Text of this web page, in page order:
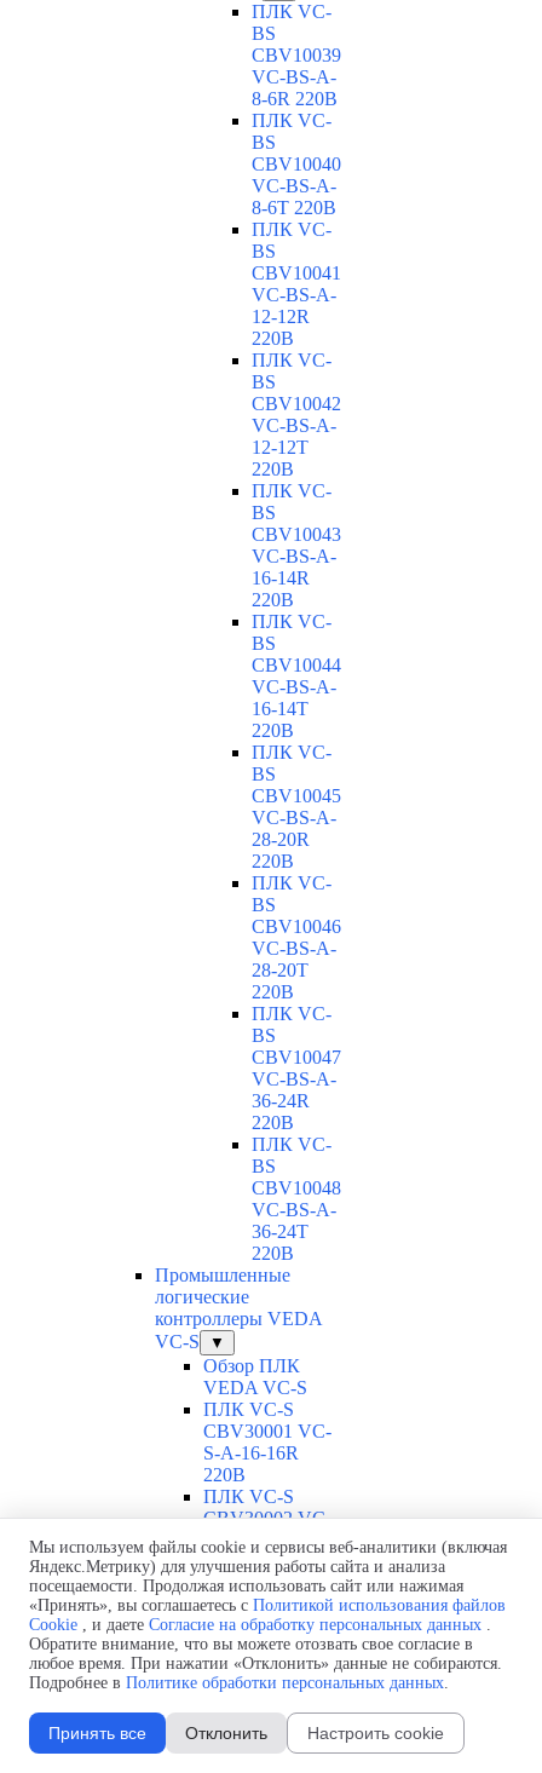
ПЛК VC-
BS
CBV10039
VC-BS-A-
8-6R 220В
ПЛК VC-
BS
CBV10040
VC-ВS-A-
8-6T 220В
ПЛК VC-
BS
CBV10041
VC-ВS-A-
12-12R
220В
ПЛК VC-
BS
CBV10042
VC-ВS-A-
12-12T
220В
ПЛК VC-
BS
CBV10043
VC-ВS-A-
16-14R
220В
ПЛК VC-
BS
CBV10044
VC-ВS-A-
16-14T
220В
ПЛК VC-
BS
CBV10045
VC-ВS-A-
28-20R
220В
ПЛК VC-
BS
CBV10046
VC-ВS-A-
28-20T
220В
ПЛК VC-
BS
CBV10047
VC-ВS-A-
36-24R
220В
ПЛК VC-
BS
CBV10048
VC-ВS-A-
36-24T
220В
Промышленные
логические
контроллеры VEDA
VC-S
▼
Обзор ПЛК
VEDA VC-S
ПЛК VC-S
CBV30001 VC-
S-A-16-16R
220В
ПЛК VC-S
CBV30002 VC-
S-A-16-16T-4
220В
ПЛК VC-S
CBV30003 VC-
S-A-16-16T-6
220В
ПЛК VC-S
CBV30004 VC-
S-A-16-16T
220В
ПЛК VC-S
Мы используем файлы cookie и сервисы веб-аналитики (включая
Яндекс.Метрику) для улучшения работы сайта и анализа
посещаемости. Продолжая использовать сайт или нажимая
«Принять», вы соглашаетесь с Политикой использования файлов
Cookie , и даете Согласие на обработку персональных данных .
Обратите внимание, что вы можете отозвать свое согласие в
любое время. При нажатии «Отклонить» данные не собираются.
Подробнее в Политике обработки персональных данных.
Принять все Отклонить Настроить cookie